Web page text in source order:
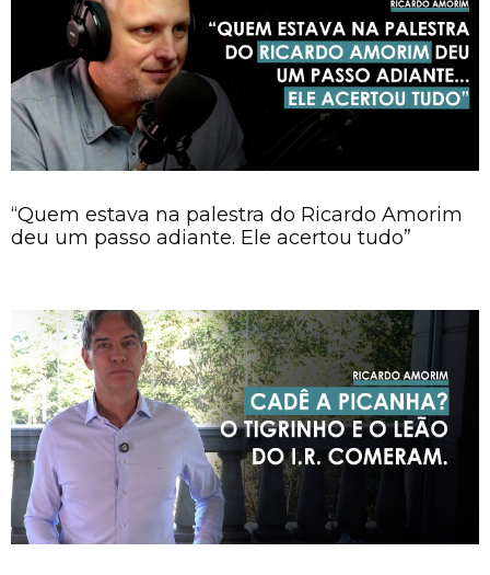
“Quem estava na palestra do Ricardo Amorim
deu um passo adiante. Ele acertou tudo”